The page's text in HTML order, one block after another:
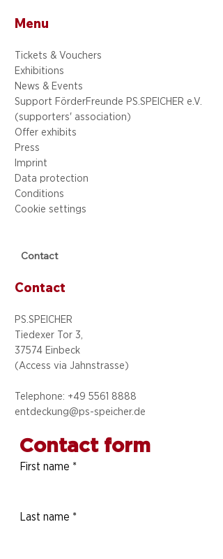
Menu
Tickets & Vouchers
Exhibitions
News & Events
Support FörderFreunde PS.SPEICHER e.V.
(supporters' association)
Offer exhibits
Press
Imprint
Data protection
Conditions
Cookie settings
Contact
Contact
PS.SPEICHER
Tiedexer Tor 3,
37574 Einbeck
(Access via Jahnstrasse)
Telephone: +49 5561 8888
entdeckung@ps-speicher.de
Contact form
First name *
Last name *